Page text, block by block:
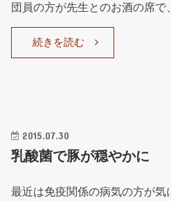
団員の方が先生とのお酒の席
続きを読む
2015.07.30
乳酸菌で豚が穏やかに
最近は免疫関係の病気の方が気